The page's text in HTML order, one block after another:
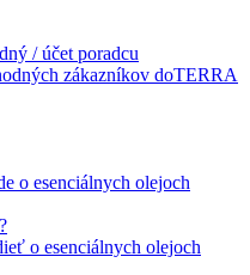
/ účet poradcu
zákazníkov doTERRA
o esenciálnych olejoch
o esenciálnych olejoch